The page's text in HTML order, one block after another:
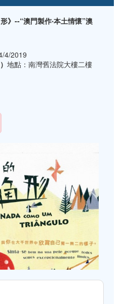
》--“澳門製作‧本土情懷”澳
4/2019
地點：南灣舊法院大樓二樓